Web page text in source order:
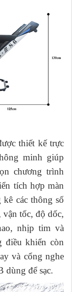
thiết kế trực
minh giúp
chương trình
tích hợp màn
các thông số
tốc, độ dốc,
nhịp tim và
điều khiển còn
và cổng nghe
dùng để sạc.